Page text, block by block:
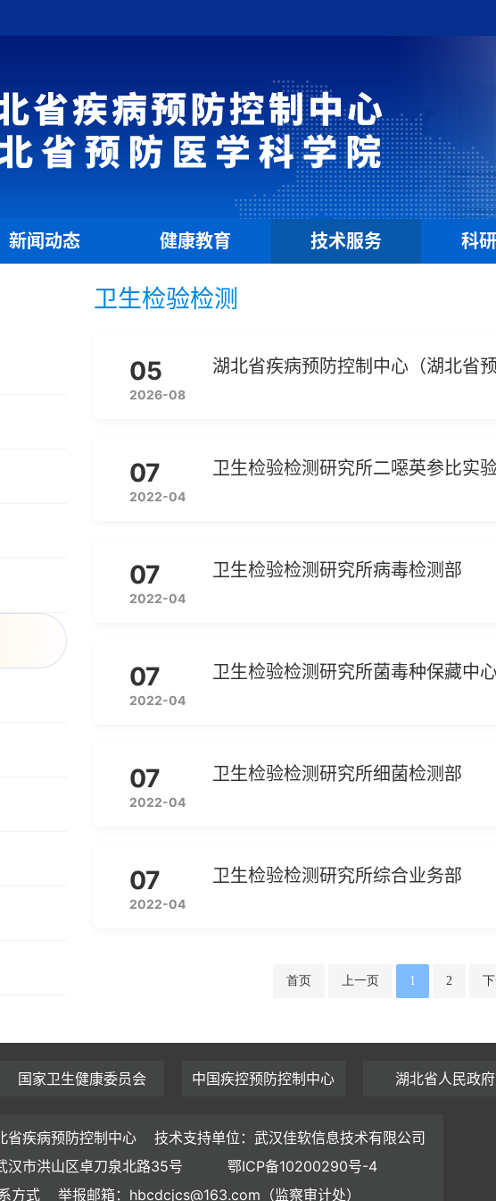
新闻动态 健康教育 技术服务 科
卫生检验检测
05
2026-08
湖北省疾病预防控制中心（湖北省
07
2022-04
卫生检验检测研究所二噁英参比实
07
2022-04
卫生检验检测研究所病毒检测部
07
2022-04
卫生检验检测研究所菌毒种保藏中心
07
2022-04
卫生检验检测研究所细菌检测部
07
2022-04
卫生检验检测研究所综合业务部
首页 上一页 1 2
国家卫生健康委员会 中国疾控预防控制中心 湖北省人民政府
省疾病预防控制中心
技术支持单位：武汉佳软信息技术有限公司
汉市洪山区卓刀泉北路35号
鄂ICP备10200290号-4
方式 举报邮箱：hbcdcjcs@163.com（监察审计处）